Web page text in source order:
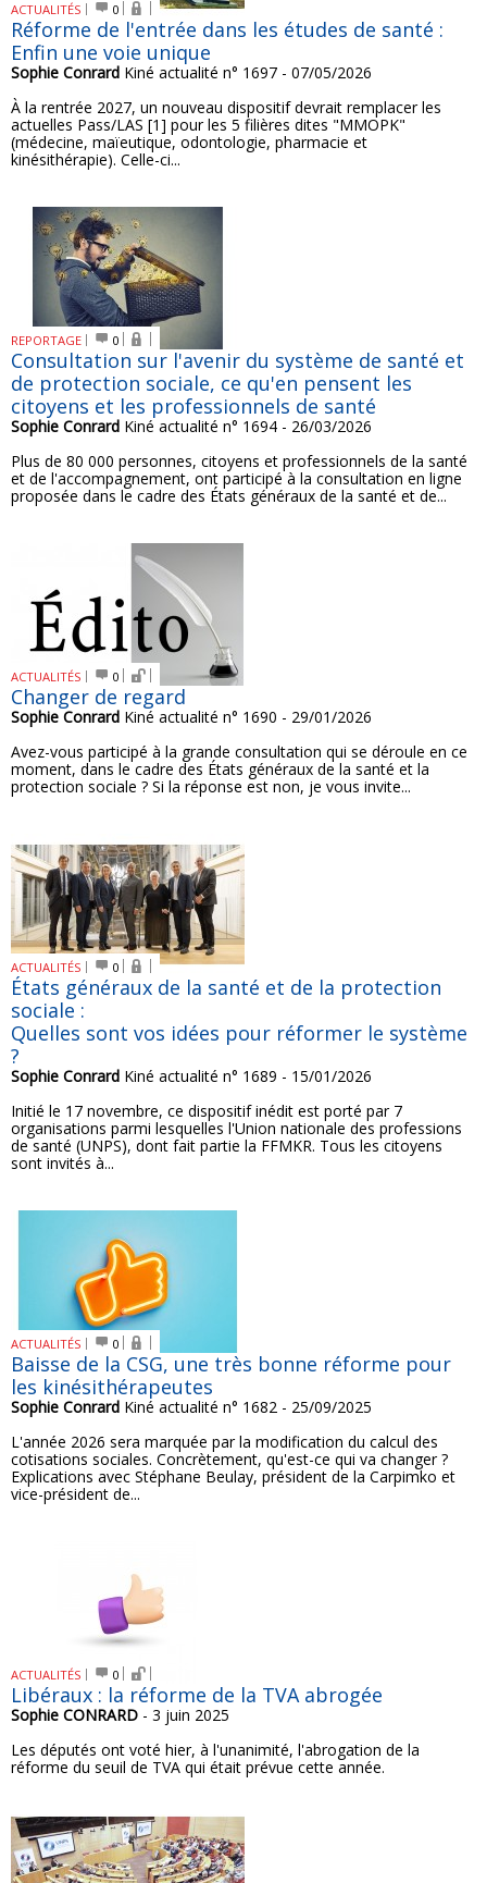
ACTUALITÉS 0
Réforme de l'entrée dans les études de santé :
Enfin une voie unique
Sophie Conrard Kiné actualité n° 1697 - 07/05/2026
À la rentrée 2027, un nouveau dispositif devrait remplacer les
actuelles Pass/LAS [1] pour les 5 filières dites "MMOPK"
(médecine, maïeutique, odontologie, pharmacie et
kinésithérapie). Celle-ci...
REPORTAGE 0
Consultation sur l'avenir du système de santé et
de protection sociale, ce qu'en pensent les
citoyens et les professionnels de santé
Sophie Conrard Kiné actualité n° 1694 - 26/03/2026
Plus de 80 000 personnes, citoyens et professionnels de la santé
et de l'accompagnement, ont participé à la consultation en ligne
proposée dans le cadre des États généraux de la santé et de...
ACTUALITÉS 0
Changer de regard
Sophie Conrard Kiné actualité n° 1690 - 29/01/2026
Avez-vous participé à la grande consultation qui se déroule en ce
moment, dans le cadre des États généraux de la santé et la
protection sociale ? Si la réponse est non, je vous invite...
ACTUALITÉS 0
États généraux de la santé et de la protection
sociale :
Quelles sont vos idées pour réformer le système
?
Sophie Conrard Kiné actualité n° 1689 - 15/01/2026
Initié le 17 novembre, ce dispositif inédit est porté par 7
organisations parmi lesquelles l'Union nationale des professions
de santé (UNPS), dont fait partie la FFMKR. Tous les citoyens
sont invités à...
ACTUALITÉS 0
Baisse de la CSG, une très bonne réforme pour
les kinésithérapeutes
Sophie Conrard Kiné actualité n° 1682 - 25/09/2025
L'année 2026 sera marquée par la modification du calcul des
cotisations sociales. Concrètement, qu'est-ce qui va changer ?
Explications avec Stéphane Beulay, président de la Carpimko et
vice-président de...
ACTUALITÉS 0
Libéraux : la réforme de la TVA abrogée
Sophie CONRARD - 3 juin 2025
Les députés ont voté hier, à l'unanimité, l'abrogation de la
réforme du seuil de TVA qui était prévue cette année.